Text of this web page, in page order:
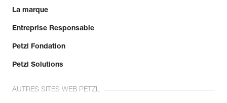
La marque
Entreprise Responsable
Petzl Fondation
Petzl Solutions
AUTRES SITES WEB PETZL